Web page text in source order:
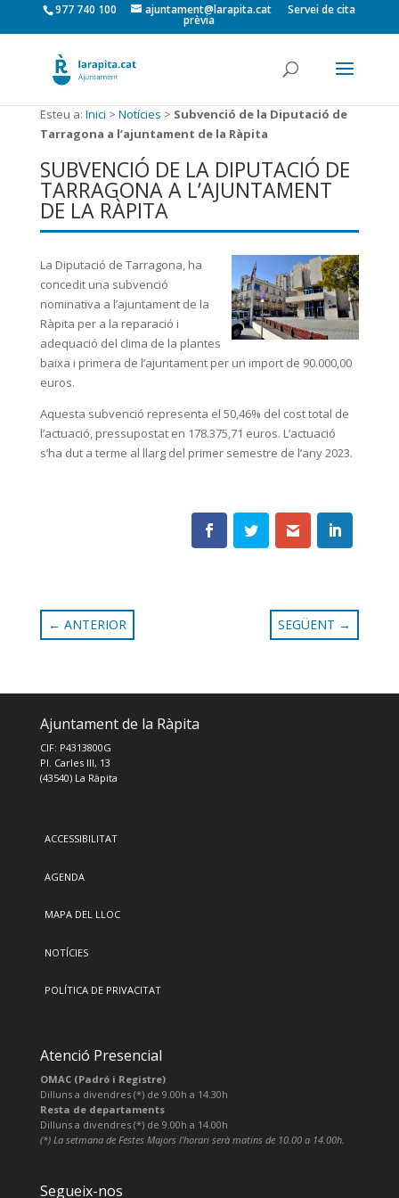
977 740 100 ajuntament@larapita.cat Servei de cita
prèvia
Esteu a: Inici > Notícies > Subvenció de la Diputació de
Tarragona a l’ajuntament de la Ràpita
SUBVENCIÓ DE LA DIPUTACIÓ DE
TARRAGONA A L’AJUNTAMENT
DE LA RÀPITA
La Diputació de Tarragona, ha
concedit una subvenció
nominativa a l’ajuntament de la
Ràpita per a la reparació i
adequació del clima de la plantes
baixa i primera de l’ajuntament per un import de 90.000,00
euros.
Aquesta subvenció representa el 50,46% del cost total de
l’actuació, pressupostat en 178.375,71 euros. L’actuació
s’ha dut a terme al llarg del primer semestre de l’any 2023.
← ANTERIOR SEGÜENT →
Ajuntament de la Ràpita
CIF: P4313800G
Pl. Carles III, 13
(43540) La Ràpita
ACCESSIBILITAT
AGENDA
MAPA DEL LLOC
NOTÍCIES
POLÍTICA DE PRIVACITAT
Atenció Presencial
OMAC (Padró i Registre)
Dilluns a divendres (*) de 9.00h a 14.30h
Resta de departaments
Dilluns a divendres (*) de 9.00h a 14.00h
(*) La setmana de Festes Majors l’horari serà matins de 10.00 a 14.00h.
Segueix-nos